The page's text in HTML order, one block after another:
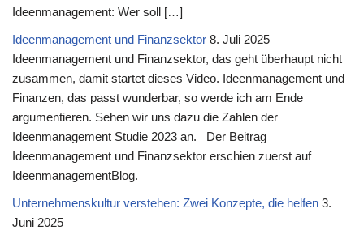
Ideenmanagement: Wer soll […]
Ideenmanagement und Finanzsektor 8. Juli 2025
Ideenmanagement und Finanzsektor, das geht überhaupt nicht
zusammen, damit startet dieses Video. Ideenmanagement und
Finanzen, das passt wunderbar, so werde ich am Ende
argumentieren. Sehen wir uns dazu die Zahlen der
Ideenmanagement Studie 2023 an. Der Beitrag
Ideenmanagement und Finanzsektor erschien zuerst auf
IdeenmanagementBlog.
Unternehmenskultur verstehen: Zwei Konzepte, die helfen 3.
Juni 2025